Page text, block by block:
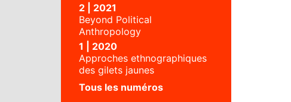
2 | 2021
Beyond Political
Anthropology
1 | 2020
Approches ethnographiques
des gilets jaunes
Tous les numéros